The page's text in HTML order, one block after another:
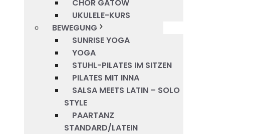
CHOR GATOW
UKULELE-KURS
BEWEGUNG
SUNRISE YOGA
YOGA
STUHL-PILATES IM SITZEN
PILATES MIT INNA
SALSA MEETS LATIN – SOLO
STYLE
PAARTANZ
STANDARD/LATEIN